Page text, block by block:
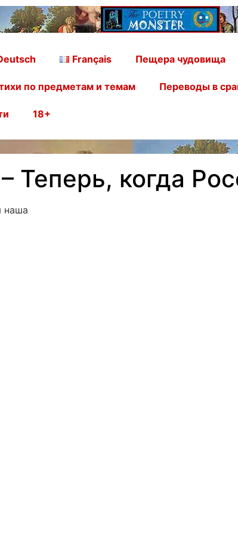
Français Пещера чудовища
по предметам и темам Переводы в
18+
Теперь, когда
наша